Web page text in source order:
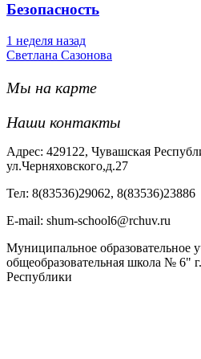
Безопасность
1 неделя назад
Светлана Сазонова
Мы на карте
Наши контакты
Адрес: 429122, Чувашская
ул.Черняховского,д.27
Тел: 8(83536)29062, 8(83536)23886
Е-mail: shum-school6@rchuv.ru
Муниципальное образовательное
общеобразовательная школа № 6"
Республики